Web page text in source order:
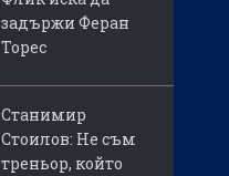
задържи Феран
Торес
Станимир
Стоилов: Не съм
треньор, който